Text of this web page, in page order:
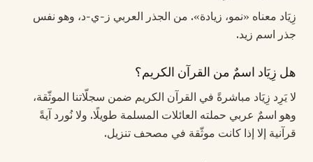
زِيَاد معناه «نمو، زيادة». من الجذر العربي ز-ي-د، وهو نفس
جذر اسم زيد.
هل زِيَاد اسمٌ من القرآن الكريم؟
لا يَرِد زِيَاد مباشرةً في القرآن الكريم ضمن سجلّاتنا الموثّقة،
وهو اسمٌ عربي حملته العائلات المسلمة طويلًا. ولا نُورد آيةً
قرآنية إلا إذا كانت موثّقة في مصحف تنزيل.